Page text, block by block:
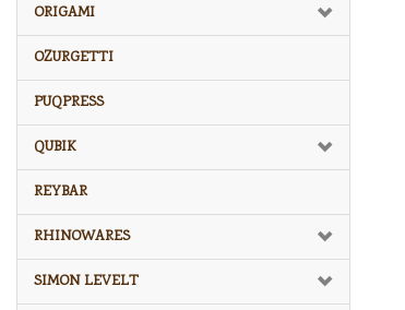
ORIGAMI
OZURGETTI
PUQPRESS
QUBIK
REYBAR
RHINOWARES
SIMON LEVELT